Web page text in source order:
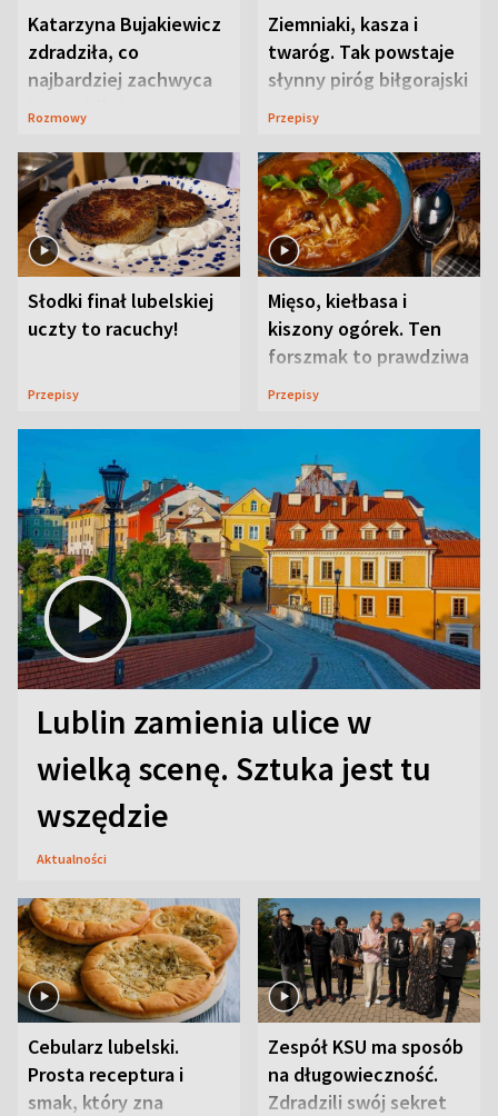
Katarzyna Bujakiewicz
zdradziła, co
najbardziej zachwyca
ją w Lublinie
Rozmowy
Ziemniaki, kasza i
twaróg. Tak powstaje
słynny piróg biłgorajski
Przepisy
Słodki finał lubelskiej
uczty to racuchy!
Przepisy
Mięso, kiełbasa i
kiszony ogórek. Ten
forszmak to prawdziwa
uczta
Przepisy
Lublin zamienia ulice w
wielką scenę. Sztuka jest tu
wszędzie
Aktualności
Cebularz lubelski.
Prosta receptura i
smak, który zna
Zespół KSU ma sposób
na długowieczność.
Zdradzili swój sekret